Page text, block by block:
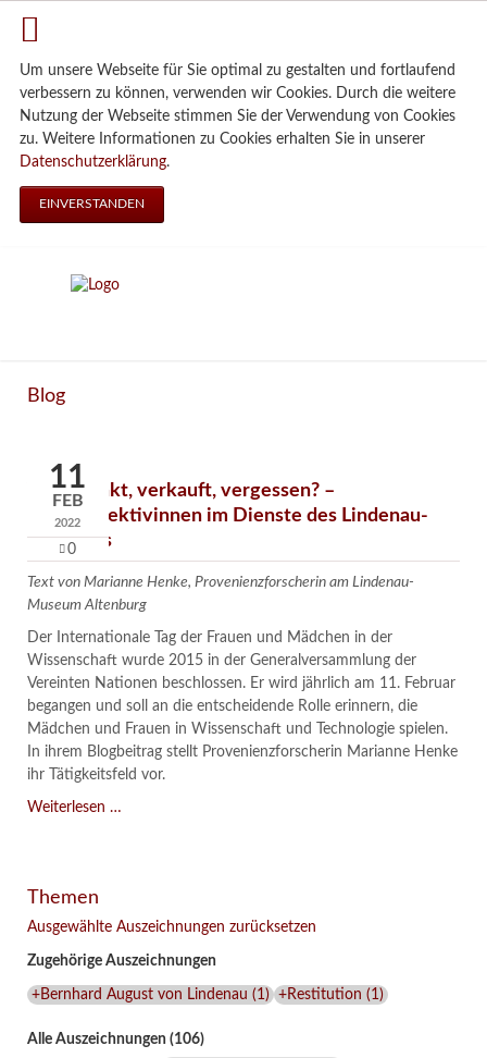
Um unsere Webseite für Sie optimal zu gestalten und fortlaufend
verbessern zu können, verwenden wir Cookies. Durch die weitere
Nutzung der Webseite stimmen Sie der Verwendung von Cookies
zu. Weitere Informationen zu Cookies erhalten Sie in unserer
Datenschutzerklärung.
EINVERSTANDEN
Blog
11
FEB
2022
0
Verschenkt, verkauft, vergessen? –
Kunstdetektivinnen im Dienste des Lindenau-
Museums
Text von Marianne Henke, Provenienzforscherin am Lindenau-
Museum Altenburg
Der Internationale Tag der Frauen und Mädchen in der
Wissenschaft wurde 2015 in der Generalversammlung der
Vereinten Nationen beschlossen. Er wird jährlich am 11. Februar
begangen und soll an die entscheidende Rolle erinnern, die
Mädchen und Frauen in Wissenschaft und Technologie spielen.
In ihrem Blogbeitrag stellt Provenienzforscherin Marianne Henke
ihr Tätigkeitsfeld vor.
Weiterlesen …
im
des
Lindenau-
Themen
Ausgewählte Auszeichnungen zurücksetzen
Zugehörige Auszeichnungen
+Bernhard August von Lindenau (1 ) +Restitution (1 )
Alle Auszeichnungen (106)